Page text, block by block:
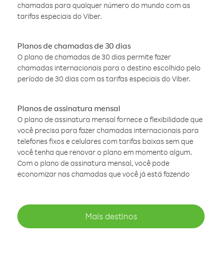
chamadas para qualquer número do mundo com as
tarifas especiais do Viber.
Planos de chamadas de 30 dias
O plano de chamadas de 30 dias permite fazer
chamadas internacionais para o destino escolhido pelo
período de 30 dias com as tarifas especiais do Viber.
Planos de assinatura mensal
O plano de assinatura mensal fornece a flexibilidade que
você precisa para fazer chamadas internacionais para
telefones fixos e celulares com tarifas baixas sem que
você tenha que renovar o plano em momento algum.
Com o plano de assinatura mensal, você pode
economizar nas chamadas que você já está fazendo
Mais destinos